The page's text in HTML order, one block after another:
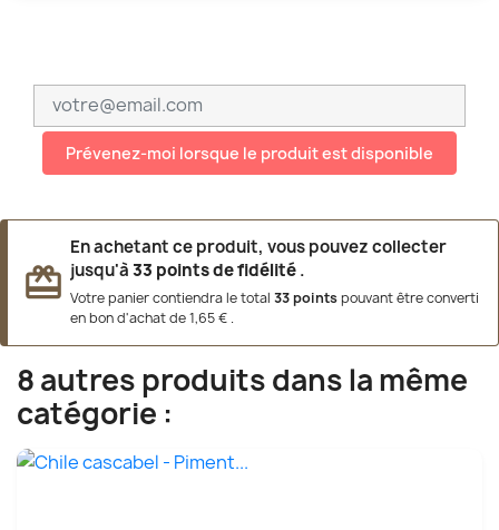
Prévenez-moi lorsque le produit est disponible
redeem
En achetant ce produit, vous pouvez collecter
jusqu'à33 points de fidélité .
Votre panier contiendra le total33pointspouvant être converti
en bon d'achat de1,65 € .
8 autres produits dans la même
catégorie :